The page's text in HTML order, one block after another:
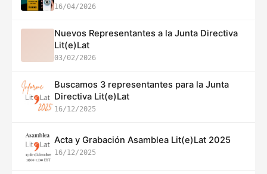
16/04/2026
Nuevos Representantes a la Junta Directiva
Lit(e)Lat
03/02/2026
Buscamos 3 representantes para la Junta
Directiva Lit(e)Lat
16/12/2025
Acta y Grabación Asamblea Lit(e)Lat 2025
16/12/2025